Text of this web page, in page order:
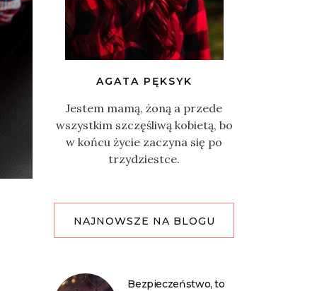
AGATA PĘKSYK
Jestem mamą, żoną a przede
wszystkim szczęśliwą kobietą, bo
w końcu życie zaczyna się po
trzydziestce.
NAJNOWSZE NA BLOGU
Bezpieczeństwo, to